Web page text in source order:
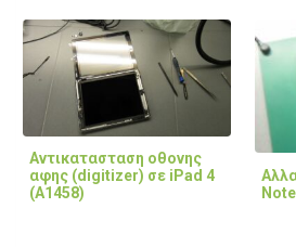
Αντικατασταση οθονης
αφης (digitizer) σε iPad 4
(A1458)